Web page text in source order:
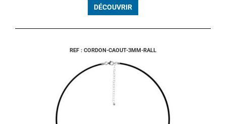
DÉCOUVRIR
REF : CORDON-CAOUT-3MM-RALL